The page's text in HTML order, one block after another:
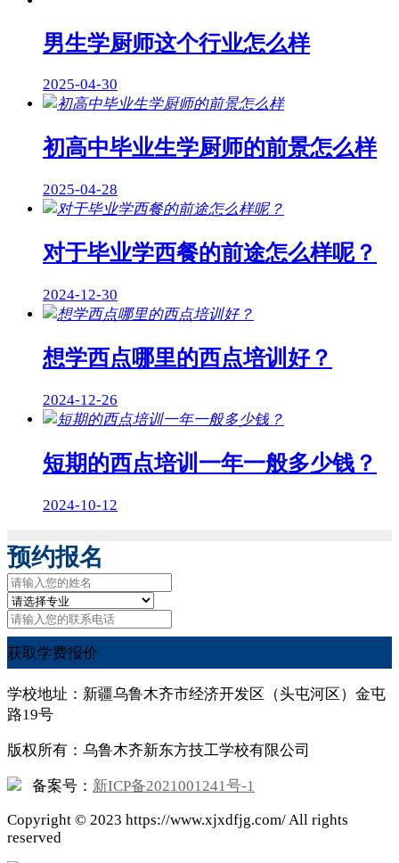
男生学厨师这个行业怎么样
2025-04-30
初高中毕业生学厨师的前景怎么样
2025-04-28
对于毕业学西餐的前途怎么样呢？
2024-12-30
想学西点哪里的西点培训好？
2024-12-26
短期的西点培训一年一般多少钱？
2024-10-12
预约报名
获取学费报价
学校地址：新疆乌鲁木齐市经济开发区（头屯河区）金屯
路19号
版权所有：乌鲁木齐新东方技工学校有限公司
备案号： 新ICP备2021001241号-1
Copyright © 2023 https://www.xjxdfjg.com/ All rights
reserved